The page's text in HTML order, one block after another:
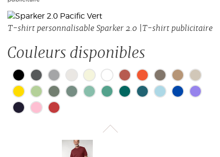
T-shirt personnalisable Sparker 2.0 |T-shirt publicitaire
Couleurs disponibles